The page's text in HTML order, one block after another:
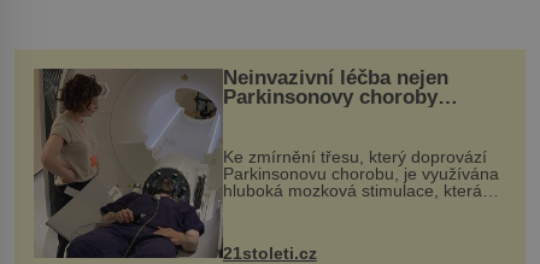
Neinvazivní léčba nejen
Parkinsonovy choroby
Ke zmírnění třesu, který doprovází
Parkinsonovu chorobu, je využívána
hluboká mozková stimulace, která
však vyžaduje vysoce invazivní
k dostatečně přesnému zacílení ...
21stoleti.cz